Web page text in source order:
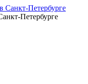
Петербурге